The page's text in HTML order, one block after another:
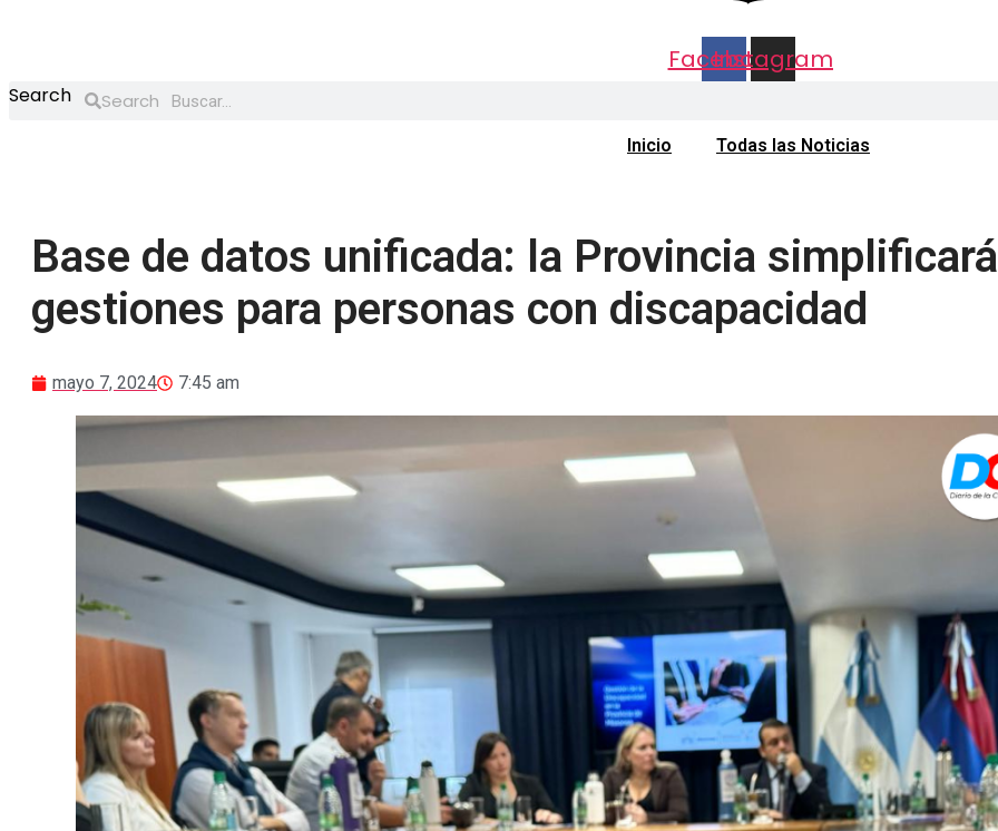
Facebook
Instagram
Search Search
Inicio Todas las Noticias
Base de datos unificada: la Provincia simplificará
gestiones para personas con discapacidad
mayo 7, 2024 7:45 am